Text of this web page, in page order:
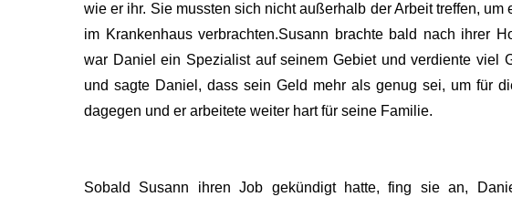
wie er ihr. Sie mussten sich nicht außerhalb der Arbeit treffen,
im Krankenhaus verbrachten.Susann brachte bald nach ihrer
war Daniel ein Spezialist auf seinem Gebiet und verdiente viel
und sagte Daniel, dass sein Geld mehr als genug sei, um für
dagegen und er arbeitete weiter hart für seine Familie.
Sobald Susann ihren Job gekündigt hatte, fing sie an,